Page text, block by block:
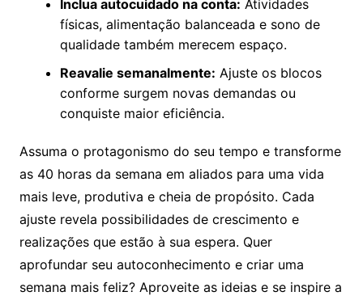
Inclua autocuidado na conta: Atividades
físicas, alimentação balanceada e sono de
qualidade também merecem espaço.
Reavalie semanalmente: Ajuste os blocos
conforme surgem novas demandas ou
conquiste maior eficiência.
Assuma o protagonismo do seu tempo e transforme
as 40 horas da semana em aliados para uma vida
mais leve, produtiva e cheia de propósito. Cada
ajuste revela possibilidades de crescimento e
realizações que estão à sua espera. Quer
aprofundar seu autoconhecimento e criar uma
semana mais feliz? Aproveite as ideias e se inspire a